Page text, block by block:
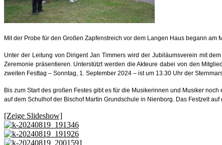
Mit der Probe für den Großen Zapfenstreich vor dem Langen Haus begann
Unter der Leitung von Dirigent Jan Timmers wird der Jubiläumsverein mit
Zeremonie präsentieren. Unterstützt werden die Akteure dabei von den
zweiten Festtag – Sonntag, 1. September 2024 – ist um 13.30 Uhr der
Bis zum Start des großen Festes gibt es für die Musikerinnen und Musiker
auf dem Schulhof der Bischof Martin Grundschule in Nienborg. Das Festzelt
[Zeige Slideshow]